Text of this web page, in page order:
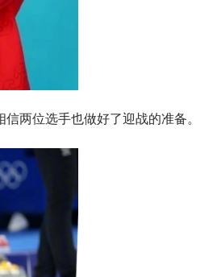
两位选手也做好了迎战的准备。